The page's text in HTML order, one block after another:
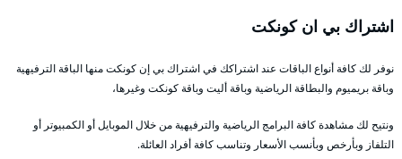
اشتراك بي ان كونكت
نوفر لك كافة أنواع الباقات عند اشتراكك في اشتراك بي إن كونكت منها الباقة الترفيهية
وباقة بريميوم والبطاقة الرياضية وباقة أليت وباقة كونكت وغيرها،
ونتيح لك مشاهدة كافة البرامج الرياضية والترفيهية من خلال الموبايل أو الكمبيوتر أو
التلفاز وبأرخص وبأنسب الأسعار وتناسب كافة أفراد العائلة.